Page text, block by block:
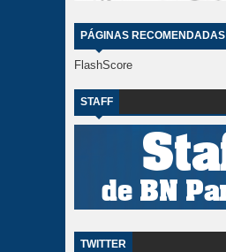
PÁGINAS RECOMENDADAS
FlashScore
STAFF
TWITTER